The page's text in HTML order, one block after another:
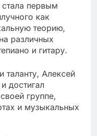
первым
как
теорию,
различных
и гитару.
таланту, Алексей
достигал
группе,
и музыкальных